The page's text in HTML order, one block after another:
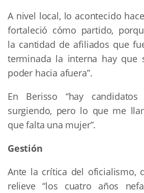
A nivel local, lo acontecido
fortaleció cómo partido,
la cantidad de afiliados que
terminada la interna hay que
poder hacia afuera”.
En Berisso “hay
surgiendo, pero lo que me
que falta una mujer”.
Gestión
Ante la crítica del oficialismo,
relieve “los cuatro años